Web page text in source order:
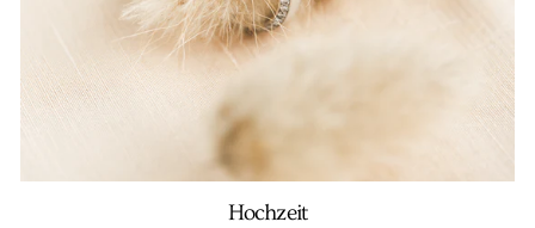
Hochzeit